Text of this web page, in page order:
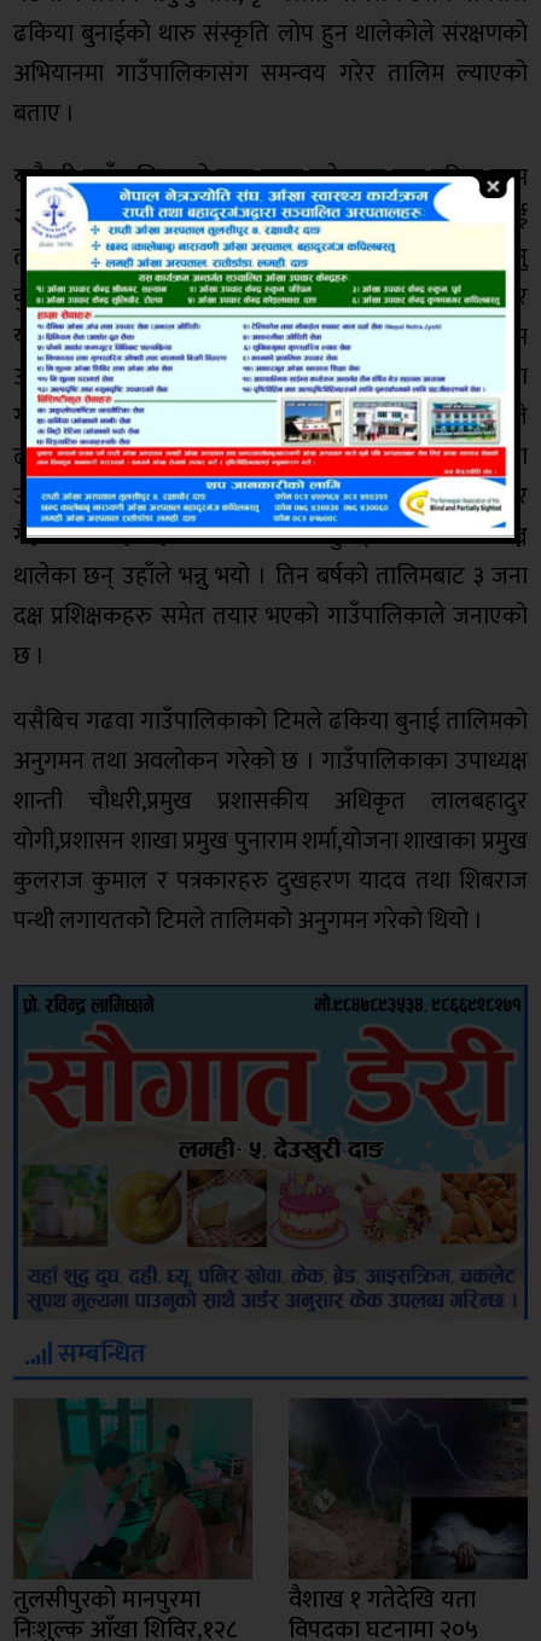
ढकिया बुनाईको थारु संस्कृति लोप हुन थालेकोले संरक्षणको
अभियानमा गाउँपालिकासंग समन्वय गरेर तालिम ल्याएको
बताए ।
यसैगरी गाउँपालिकाको सात लाख बजेटबाट एक महिना सम्म
२ जना प्रशिक्षक राखी ३३ जना महिलाहरुलाई ढकिया बुनाई
तालिम सिकाएको सृजना महिला समुहका अध्यक्ष मानु
कुमालले बताए । गत २०७५ सालमा २ लाख,०७६ मा ५ लाख र
यो बर्ष संघीय सरकारद्धारा हस्तान्तरित सिपमुलम तालिम
अन्तर्गत ७ लाख बजेट ढकिया बुनाईको सिप प्रबर्धनमा
गाउँपालिकाले लगानी गरेको र हालसम्म ८८ जना महिलाहरुले
ढकिया बुनाई तालिम लिएर दक्ष बनिसकेको गाउँपालिकाका
उपाध्यक्ष शान्ती चौधरीले बताउनु भयो । त्यस्तै गढवाका थारु र
गैह्र थारु महिलाहरु समेत ढकिया बुनाइको आकर्षण रोज्न
थालेका छन् उहाँले भन्नु भयो । तिन बर्षको तालिमबाट ३ जना
दक्ष प्रशिक्षकहरु समेत तयार भएको गाउँपालिकाले जनाएको
छ ।
यसैबिच गढवा गाउँपालिकाको टिमले ढकिया बुनाई तालिमको
अनुगमन तथा अवलोकन गरेको छ । गाउँपालिकाका उपाध्यक्ष
शान्ती चौधरी,प्रमुख प्रशासकीय अधिकृत लालबहादुर
योगी,प्रशासन शाखा प्रमुख पुनाराम शर्मा,योजना शाखाका प्रमुख
कुलराज कुमाल र पत्रकारहरु दुखहरण यादव तथा शिबराज
पन्थी लगायतको टिमले तालिमको अनुगमन गरेको थियो ।
सम्बन्धित
तुलसीपुरको मानपुरमा
निःशुल्क आँखा शिविर,१२८
वैशाख १ गतेदेखि यता
विपदका घटनामा २०५